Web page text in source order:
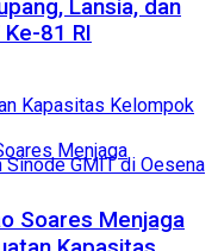
Lansia, dan
81 RI
Soares Menjaga